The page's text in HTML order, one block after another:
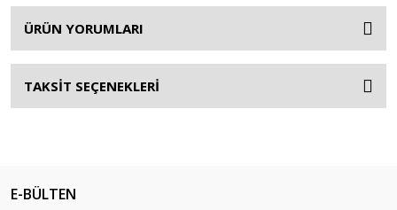
ÜRÜN YORUMLARI
TAKSİT SEÇENEKLERİ
E-BÜLTEN